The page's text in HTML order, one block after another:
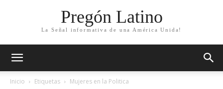
Pregón Latino
La Señal informativa de una América Unida!
Inicio Etiquetas Mujeres en la Politica